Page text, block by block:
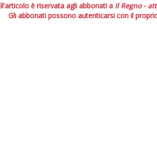
è riservata agli abbonati a Il Regno -
Gli abbonati possono autenticarsi con il